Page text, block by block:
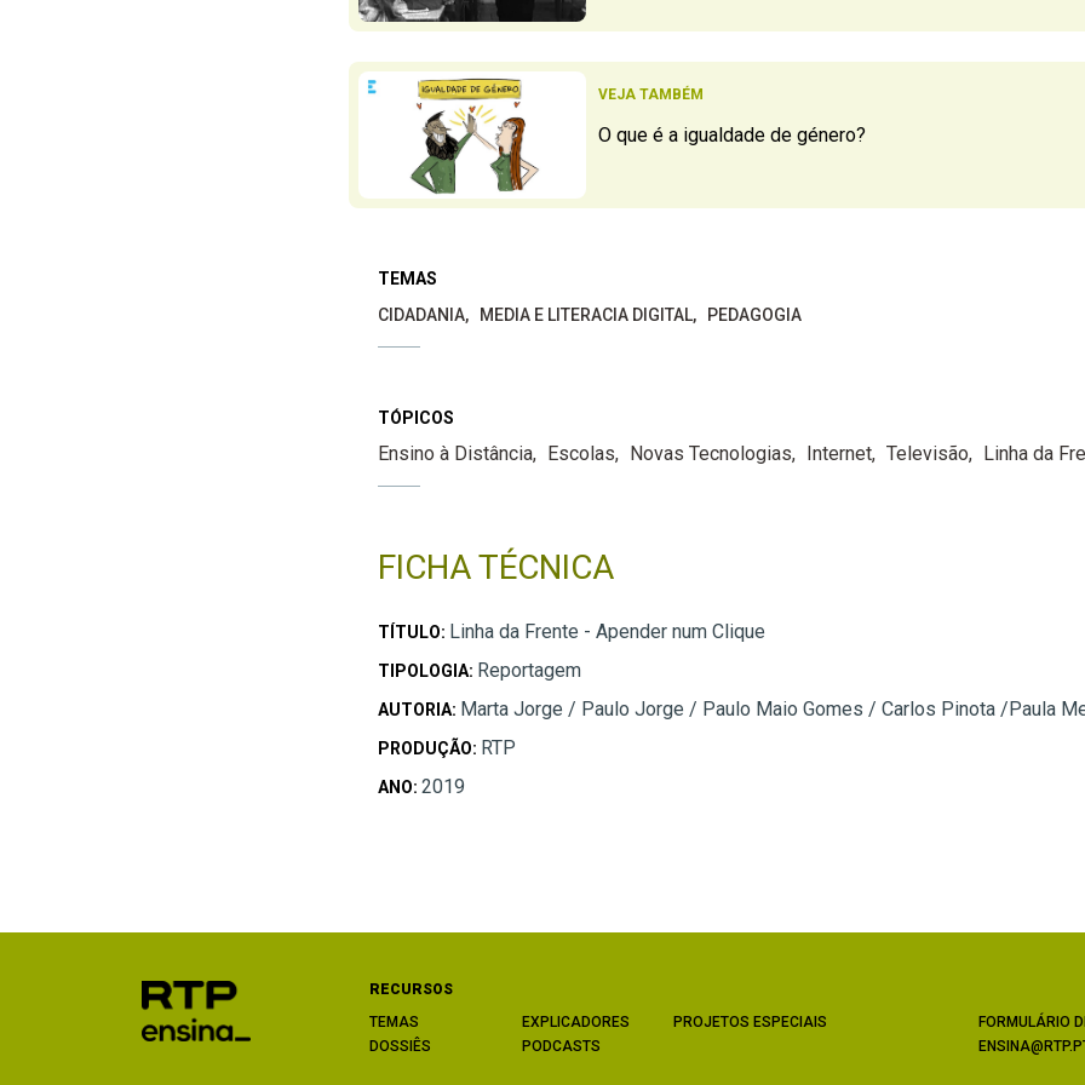
VEJA TAMBÉM
O que é a igualdade de género?
TEMAS
CIDADANIA
MEDIA E LITERACIA DIGITAL PEDAGOGIA
TÓPICOS
Ensino à Distância Escolas Novas Tecnologias Internet Televisão Linha da
FICHA TÉCNICA
TÍTULO: Linha da Frente - Apender num Clique
TIPOLOGIA: Reportagem
AUTORIA: Marta Jorge / Paulo Jorge / Paulo Maio Gomes / Carlos Pinota /Paula
PRODUÇÃO: RTP
ANO: 2019
RECURSOS
TEMAS
DOSSIÊS
EXPLICADORES
PODCASTS
PROJETOS ESPECIAIS
FORMULÁRIO